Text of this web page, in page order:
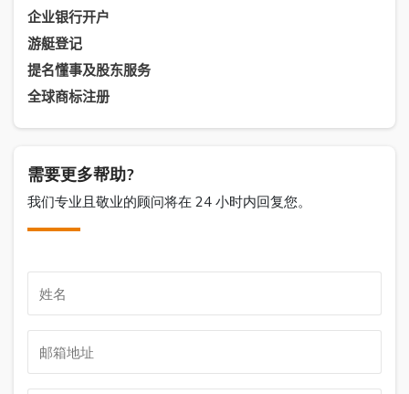
企业银行开户
游艇登记
提名懂事及股东服务
全球商标注册
需要更多帮助?
我们专业且敬业的顾问将在 24 小时内回复您。